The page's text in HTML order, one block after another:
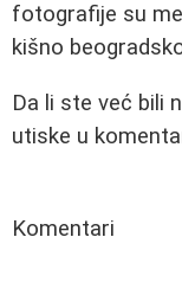
fotografije su
kišno
Da li ste već bili
utiske u
Komentari